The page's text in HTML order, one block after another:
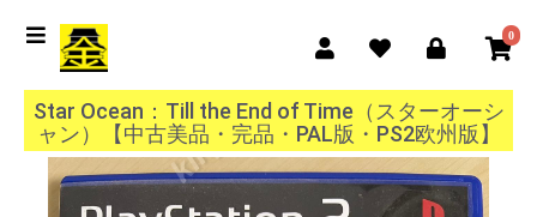
0
Star Ocean：Till the End of Time（スターオーシ
ャン）【中古美品・完品・PAL版・PS2欧州版】